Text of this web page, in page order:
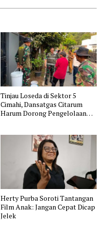
Tinjau Loseda di Sektor 5
Cimahi, Dansatgas Citarum
Harum Dorong Pengelolaan
Herty Purba Soroti Tantangan
Film Anak: Jangan Cepat Dicap
Jelek